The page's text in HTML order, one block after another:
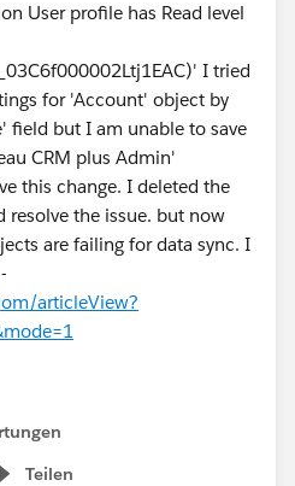
User profile has Read level
I tried
for 'Account' object by
field but I am unable to save
CRM plus Admin'
this change. I deleted the
the issue. but now
are failing for data sync. I
articleView?
Teilen